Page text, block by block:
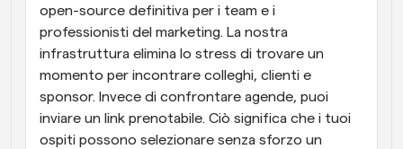
open-source definitiva per i team e i
professionisti del marketing. La nostra
infrastruttura elimina lo stress di trovare un
momento per incontrare colleghi, clienti e
sponsor. Invece di confrontare agende, puoi
inviare un link prenotabile. Ciò significa che i tuoi
ospiti possono selezionare senza sforzo un